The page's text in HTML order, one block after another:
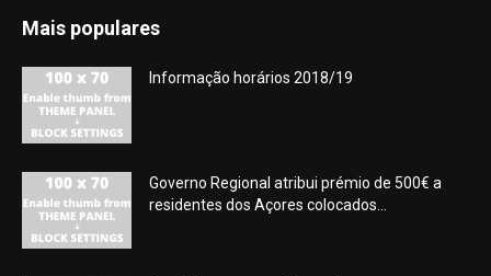
Mais populares
Informação horários 2018/19
Governo Regional atribui prémio de 500€ a
residentes dos Açores colocados...